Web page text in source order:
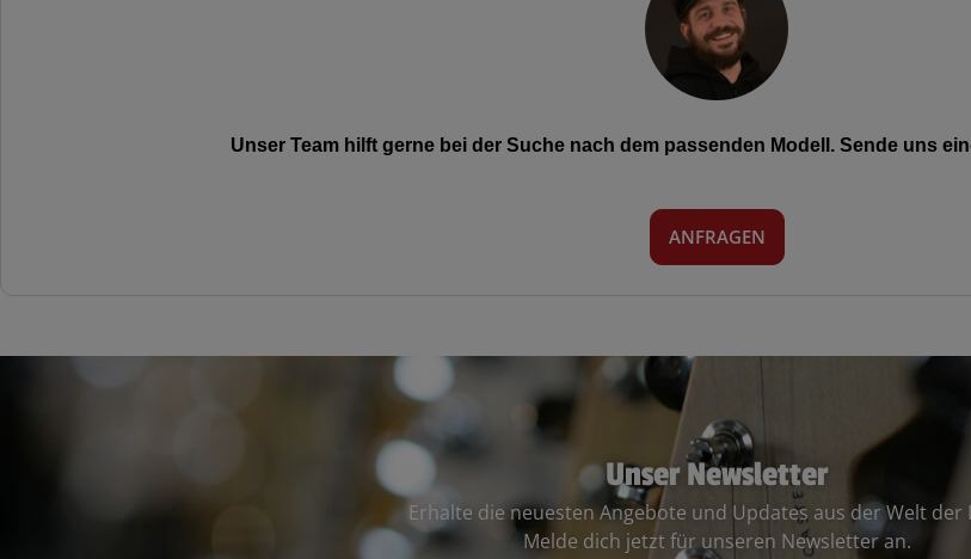
Unser Team hilft gerne bei der Suche nach dem passenden Modell. Sende uns
ANFRAGEN
Unser Newsletter
Erhalte die neuesten Angebote und Updates aus der Welt der
Melde dich jetzt für unseren Newsletter an.